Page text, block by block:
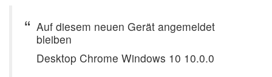
Auf diesem neuen Gerät angemeldet
bleiben
Desktop Chrome Windows 10 10.0.0